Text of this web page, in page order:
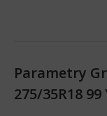
Parametry
275/35R18 99